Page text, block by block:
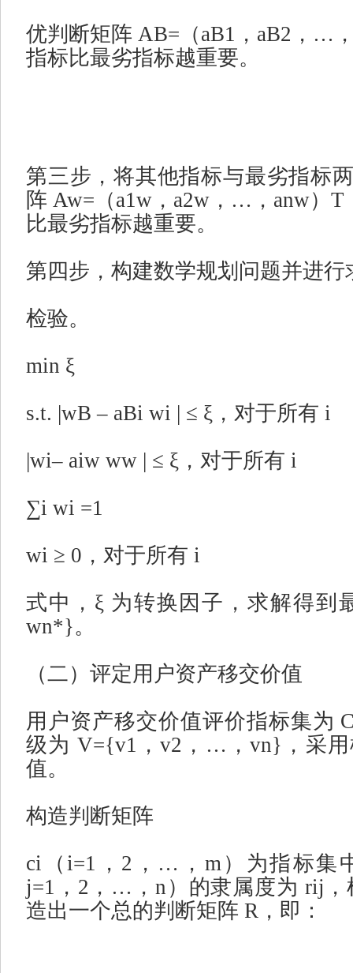
优判断矩阵 AB= （aB1 ， aB2 ， …
指标比最劣指标越重要。
第三步，将其他指标与最劣指标
阵 Aw= （a1w ， a2w ， … ， anw） T
比最劣指标越重要。
第四步，构建数学规划问题并进
检验。
min ξ
s.t. |wB – aBi wi | ≤ ξ ，对于所有 i
|wi– aiw ww | ≤ ξ ，对于所有 i
∑i wi =1
wi ≥ 0 ，对于所有 i
式中， ξ 为转换因子，求解得到
wn*}。
（二）评定用户资产移交价值
用户资产移交价值评价指标集为
级为 V={v1 ，v2 ， … ，vn} ，采
值。
构造判断矩阵
ci （i=1 ， 2 ， … ， m）为指标集
j=1 ， 2 ， … ， n ）的隶属度为 rij
造出一个总的判断矩阵 R ，即：